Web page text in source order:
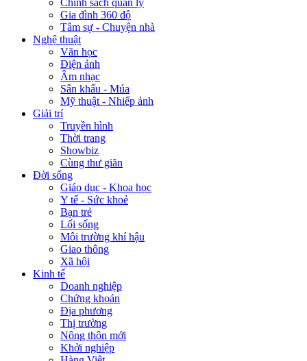
Chính sách quản lý
Gia đình 360 độ
Tâm sự - Chuyện nhà
Nghệ thuật
Văn học
Điện ảnh
Âm nhạc
Sân khấu - Múa
Mỹ thuật - Nhiếp ảnh
Giải trí
Truyền hình
Thời trang
Showbiz
Cùng thư giãn
Đời sống
Giáo dục - Khoa học
Y tế - Sức khoẻ
Bạn trẻ
Lối sống
Môi trường khí hậu
Giao thông
Xã hội
Kinh tế
Doanh nghiệp
Chứng khoán
Địa phương
Thị trường
Nông thôn mới
Khởi nghiệp